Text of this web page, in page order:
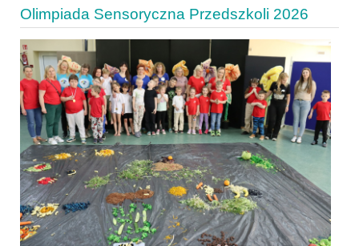
Olimpiada Sensoryczna Przedszkoli 2026